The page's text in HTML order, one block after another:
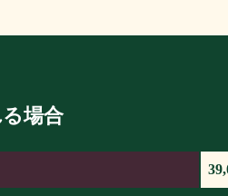
場合